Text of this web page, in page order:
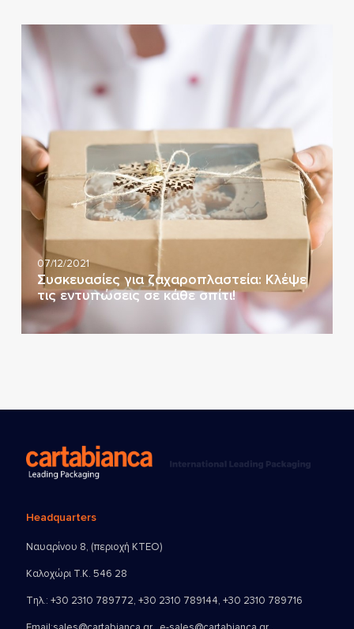
07/12/2021
Συσκευασίες για ζαχαροπλαστεία: Κλέψε
τις εντυπώσεις σε κάθε σπίτι!
Headquarters
Ναυαρίνου 8, (περιοχή ΚΤΕΟ)
Καλοχώρι Τ.Κ. 546 28
Τηλ.: +30 2310 789772, +30 2310 789144, +30 2310 789716